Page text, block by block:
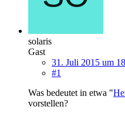
solaris
Gast
31. Juli 2015 um
#1
Was bedeutet in etwa "
vorstellen?